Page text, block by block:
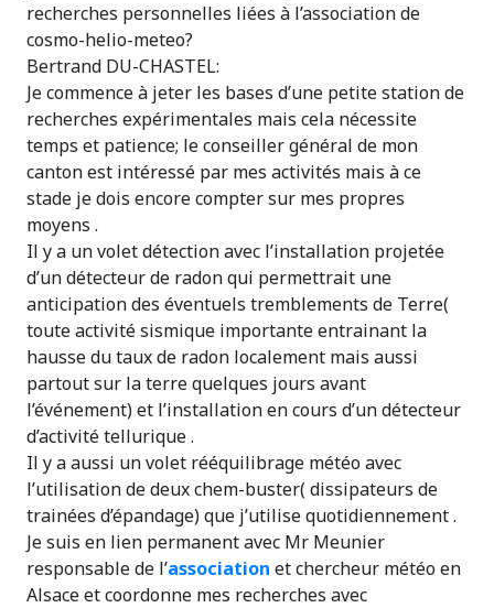
recherches personnelles liées à l’association de
cosmo-helio-meteo?
Bertrand DU-CHASTEL:
Je commence à jeter les bases d’une petite station de
recherches expérimentales mais cela nécessite
temps et patience; le conseiller général de mon
canton est intéressé par mes activités mais à ce
stade je dois encore compter sur mes propres
moyens .
Il y a un volet détection avec l’installation projetée
d’un détecteur de radon qui permettrait une
anticipation des éventuels tremblements de Terre(
toute activité sismique importante entrainant la
hausse du taux de radon localement mais aussi
partout sur la terre quelques jours avant
l’événement) et l’installation en cours d’un détecteur
d’activité tellurique .
Il y a aussi un volet rééquilibrage météo avec
l’utilisation de deux chem-buster( dissipateurs de
trainées d’épandage) que j’utilise quotidiennement .
Je suis en lien permanent avec Mr Meunier
responsable de l’association et chercheur météo en
Alsace et coordonne mes recherches avec